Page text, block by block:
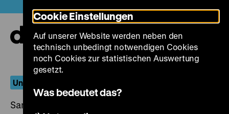
zum
Seiteninhalt
springen
Un-American Activities
Samstag, 24. Januar 2026, 20.00 Uhr
Cookie Einstellungen
Auf unserer Website werden neben den
technisch unbedingt notwendigen Cookies
noch Cookies zur statistischen Auswertung
gesetzt.
Was bedeutet das?